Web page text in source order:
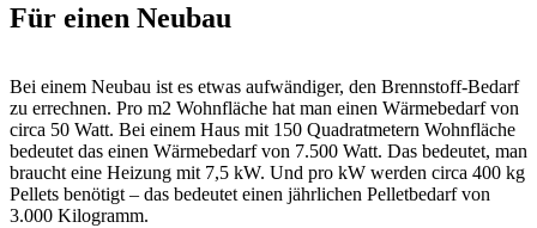
Für einen Neubau
Bei einem Neubau ist es etwas aufwändiger, den Brennstoff-Bedarf
zu errechnen. Pro m2 Wohnfläche hat man einen Wärmebedarf von
circa 50 Watt. Bei einem Haus mit 150 Quadratmetern Wohnfläche
bedeutet das einen Wärmebedarf von 7.500 Watt. Das bedeutet, man
braucht eine Heizung mit 7,5 kW. Und pro kW werden circa 400 kg
Pellets benötigt – das bedeutet einen jährlichen Pelletbedarf von
3.000 Kilogramm.